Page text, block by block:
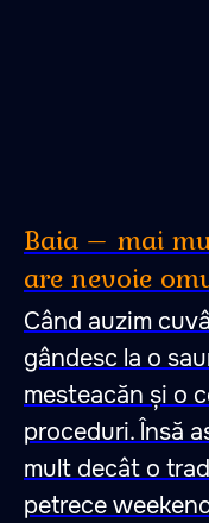
Baia – mai
are nevoie
Când auzim
gândesc la o
mesteacăn și o
proceduri. Însă
mult decât o
petrece